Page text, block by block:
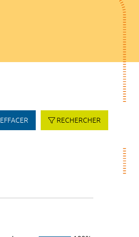
EFFACER RECHERCHER